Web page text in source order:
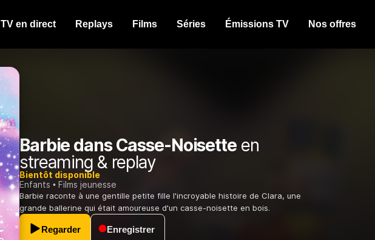
TV en direct Replays Films Séries Émissions TV Nos offres
Barbie dans Casse-Noisetteen
streaming & replay
Bientôt disponible
Enfants
Films jeunesse
Barbie raconte à une gentille petite fille l'incroyable histoire de Clara, une
grande ballerine qui était amoureuse d'un casse-noisette en bois.
Regarder Enregistrer